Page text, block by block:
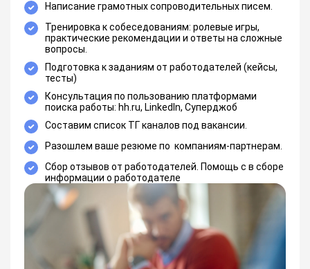
Написание грамотных сопроводительных писем.
Тренировка к собеседованиям: ролевые игры,
практические рекомендации и ответы на сложные
вопросы.
Подготовка к заданиям от работодателей (кейсы,
тесты)
Консультация по пользованию платформами
поиска работы: hh.ru, LinkedIn, Суперджоб
Составим список ТГ каналов под вакансии.
Разошлем ваше резюме по компаниям-партнерам.
Сбор отзывов от работодателей. Помощь с в сборе
информации о работодателе